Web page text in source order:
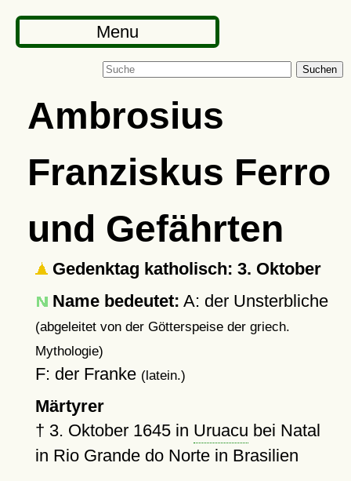
Menu
Suchen
Ambrosius
Franziskus Ferro
und Gefährten
Gedenktag katholisch: 3. Oktober
Name bedeutet: A: der Unsterbliche
(abgeleitet von der Götterspeise der griech.
Mythologie)
F: der Franke (latein.)
Märtyrer
† 3. Oktober 1645in Uruacu bei Natal
in Rio Grande do Norte in Brasilien